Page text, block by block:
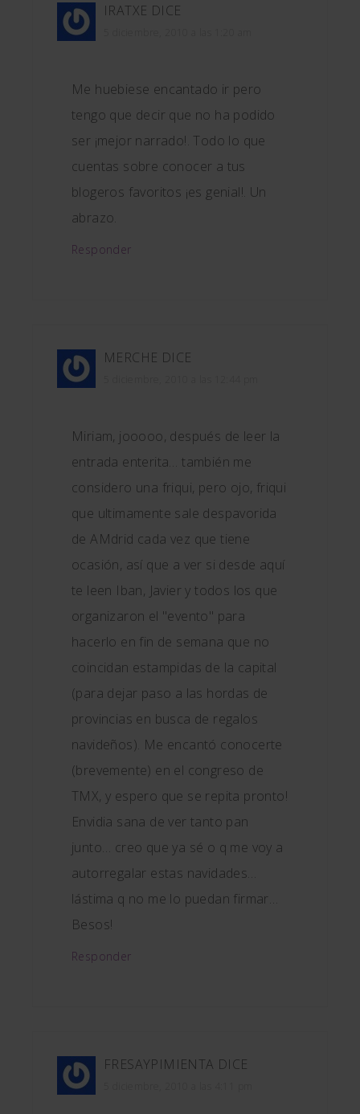
IRATXE DICE
Me huebiese encantado ir pero
tengo que decir que no ha podido
ser ¡mejor narrado!. Todo lo que
cuentas sobre conocer a tus
blogeros favoritos ¡es genial!. Un
abrazo.
Responder
MERCHE DICE
Miriam, jooooo, después de leer la
entrada enterita… también me
considero una friqui, pero ojo, friqui
que ultimamente sale despavorida
de AMdrid cada vez que tiene
ocasión, así que a ver si desde aquí
te leen Iban, Javier y todos los que
organizaron el "evento" para
hacerlo en fin de semana que no
coincidan estampidas de la capital
(para dejar paso a las hordas de
provincias en busca de regalos
navideños). Me encantó conocerte
(brevemente) en el congreso de
TMX, y espero que se repita pronto!
Envidia sana de ver tanto pan
junto… creo que ya sé o q me voy a
autorregalar estas navidades…
lástima q no me lo puedan firmar…
Besos!
Responder
FRESAYPIMIENTA DICE